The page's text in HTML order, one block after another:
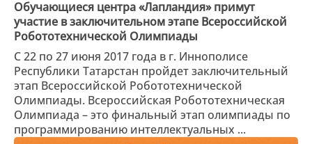
Обучающиеся центра «Лапландия» примут
участие в заключительном этапе Всероссийской
Робототехнической Олимпиады
С 22 по 27 июня 2017 года в г. Иннополисе
Республики Татарстан пройдет заключительный
этап Всероссийской Робототехнической
Олимпиады. Всероссийская Робототехническая
Олимпиада – это финальный этап олимпиады по
программированию интеллектуальных ...